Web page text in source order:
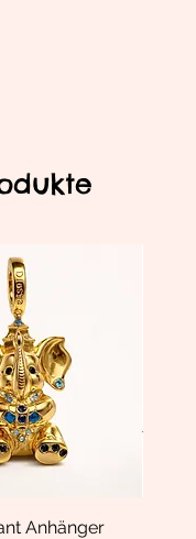
Anhänger